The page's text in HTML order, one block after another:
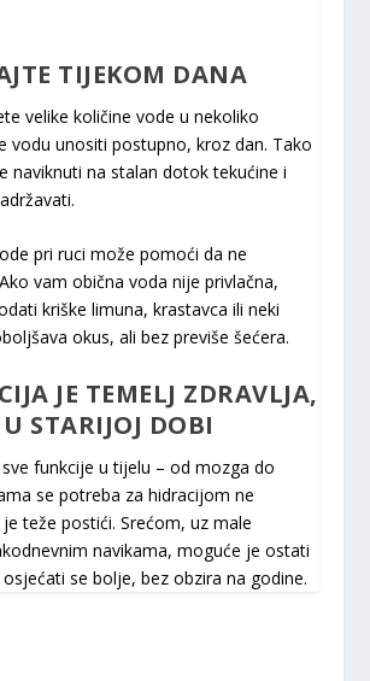
TIJEKOM DANA
velike količine vode u nekoliko
vodu unositi postupno, kroz dan. Tako
naviknuti na stalan dotok tekućine i
pri ruci može pomoći da ne
vam obična voda nije privlačna,
kriške limuna, krastavca ili neki
okus, ali bez previše šećera.
JE TEMELJ ZDRAVLJA,
STARIJOJ DOBI
funkcije u tijelu – od mozga do
se potreba za hidracijom ne
teže postići. Srećom, uz male
navikama, moguće je ostati
se bolje, bez obzira na godine.